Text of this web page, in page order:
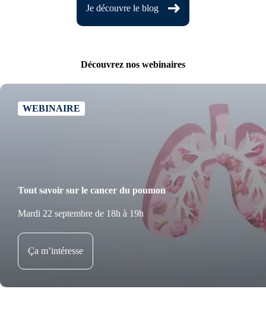
Je découvre le blog
Découvrez nos webinaires
WEBINAIRE
Tout savoir sur le cancer du poumon
Mardi 22 septembre de 18h à 19h
Ça m’intéresse